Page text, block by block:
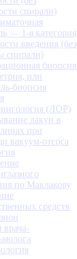
спирали)
— 1-я категория
введения (без
спирали)
биопсия
или
биопсия
(ЛОР)
лакун в
при
вакуум-отсоса
по Маклакову
средств